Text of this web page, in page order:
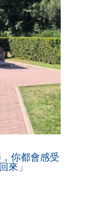
你都會感受
來」